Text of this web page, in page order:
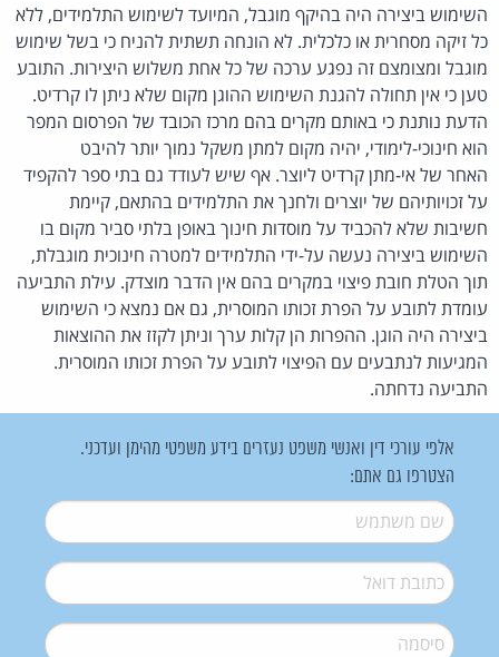
השימוש ביצירה היה בהיקף מוגבל, המיועד לשימוש התלמידים, ללא
כל זיקה מסחרית או כלכלית. לא הונחה תשתית להניח כי בשל שימוש
מוגבל ומצומצם זה נפגע ערכה של כל אחת משלוש היצירות. התובע
טען כי אין תחולה להגנת השימוש ההוגן מקום שלא ניתן לו קרדיט.
הדעת נותנת כי באותם מקרים בהם מרכז הכובד של הפרסום המפר
הוא חינוכי-לימודי, יהיה מקום למתן משקל נמוך יותר להיבט
האחר של אי-מתן קרדיט ליוצר. אף שיש לעודד גם בתי ספר להקפיד
על זכויותיהם של יוצרים ולחנך את התלמידים בהתאם, קיימת
חשיבות שלא להכביד על מוסדות חינוך באופן בלתי סביר מקום בו
השימוש ביצירה נעשה על-ידי התלמידים למטרה חינוכית מוגבלת,
תוך הטלת חובת פיצוי במקרים בהם אין הדבר מוצדק. עילת התביעה
עומדת לתובע על הפרת זכותו המוסרית, גם אם נמצא כי השימוש
ביצירה היה הוגן. ההפרות הן קלות ערך וניתן לקזז את ההוצאות
המגיעות לנתבעים עם הפיצוי לתובע על הפרת זכותו המוסרית.
התביעה נדחתה.
אלפי עורכי דין ואנשי משפט נעזרים בידע משפטי מהימן ועדכני.
הצטרפו גם אתם:
שם משתמש*
דואל*
סיסמה*